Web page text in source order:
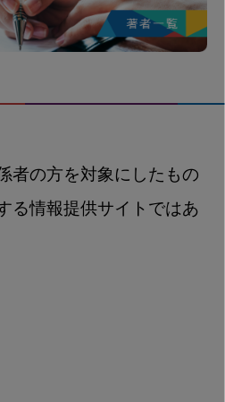
者の方を対象にしたもの
る情報提供サイトではあ